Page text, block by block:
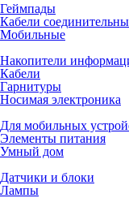
Геймпады
Кабели
Мобильные
Накопители
Кабели
Гарнитуры
Носимая электроника
Для мобильных
Элементы питания
Умный дом
Датчики и блоки
Лампы